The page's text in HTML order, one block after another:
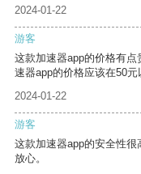
2024-01-22
游客
这款加速器app的价格有
速器app的价格应该在50元
2024-01-22
游客
这款加速器app的安全性
放心。